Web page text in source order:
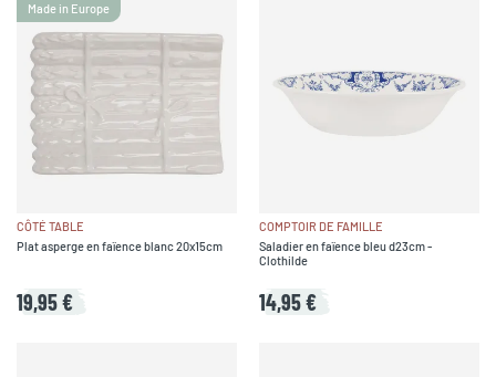
Made in Europe
CÔTÉ TABLE
Plat asperge en faïence blanc 20x15cm
19,95 €
COMPTOIR DE FAMILLE
Saladier en faïence bleu d23cm -
Clothilde
14,95 €